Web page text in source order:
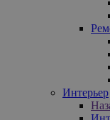
Интерьер